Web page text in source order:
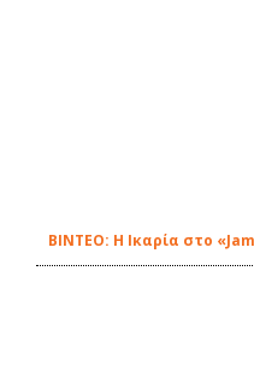
ΒΙΝΤΕΟ: Η Ικαρία στο